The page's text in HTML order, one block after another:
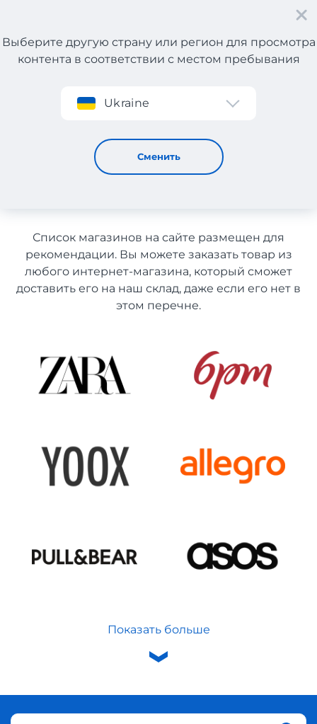
Регистрация
Выберите другую страну или регион для просмотра
контента в соответствии с местом пребывания
Ukraine
Сменить
Декоративная косметика из США с доставкой в
Узбекистан
Декоративная косметика из
США с доставкой в
Список магазинов на сайте размещен для
рекомендации. Вы можете заказать товар из
любого интернет-магазина, который сможет
доставить его на наш склад, даже если его нет в
этом перечне.
Показать больше